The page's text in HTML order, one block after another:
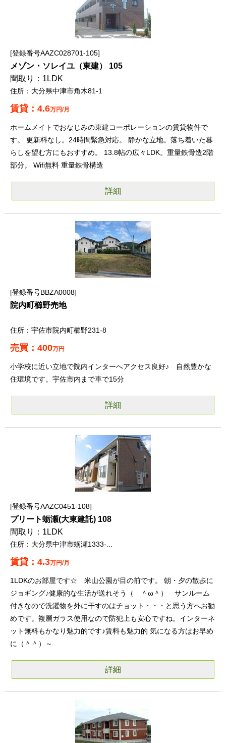
登録番号AAZC028701-105
メゾン・ソレイユ（東建） 105
1LDK
大分県中津市角木81-1
4.6万円/月
ホームメイトでおなじみの東建コーポレーションの賃貸物件で
す。 更新料なし。24時間緊急対応。 静かな立地。落ち着いた暮
らしを望む方にもおすすめ。 13.8帖の広々LDK。重量鉄骨造2階
部分。 Wifi無料 重量鉄骨構造
詳細
登録番号BBZA0008
院内町櫛野売地
宇佐市院内町櫛野231-8
400万円
小学校に近い立地で院内インターへアクセス良好♪ 自然豊かな
住環境です。宇佐市内まで車で15分
詳細
登録番号AAZC0451-108
プリート蛎瀬(大東建託) 108
1LDK
大分県中津市蛎瀬1333-...
4.3万円/月
1LDKのお部屋です☆ 米山公園が目の前です。 朝・夕の散歩に
ジョギング♪健康的な生活が送れそう（ ＾ω＾） サンルーム
付きなので洗濯物を外に干すのはチョット・・・と思う方へお勧
めです。複層ガラス使用なので防犯上も安心ですね。インターネ
ット無料もかなり魅力的です♪賃料も魅力的 気になる方はお早め
に（＾＾）～
詳細